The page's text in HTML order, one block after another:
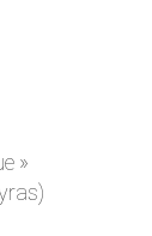
»